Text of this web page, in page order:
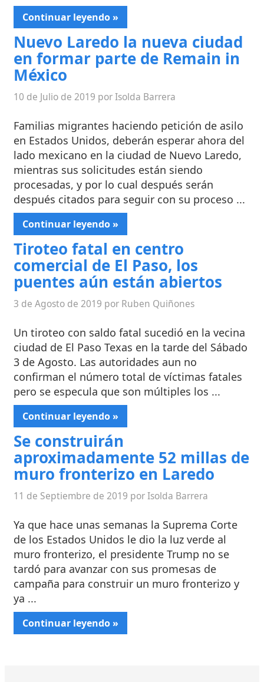
Continuar leyendo »
Nuevo Laredo la nueva ciudad
en formar parte de Remain in
México
10 de Julio de 2019 por Isolda Barrera
Familias migrantes haciendo petición de asilo
en Estados Unidos, deberán esperar ahora del
lado mexicano en la ciudad de Nuevo Laredo,
mientras sus solicitudes están siendo
procesadas, y por lo cual después serán
después citados para seguir con su proceso ...
Continuar leyendo »
Tiroteo fatal en centro
comercial de El Paso, los
puentes aún están abiertos
3 de Agosto de 2019 por Ruben Quiñones
Un tiroteo con saldo fatal sucedió en la vecina
ciudad de El Paso Texas en la tarde del Sábado
3 de Agosto. Las autoridades aun no
confirman el número total de víctimas fatales
pero se especula que son múltiples los ...
Continuar leyendo »
Se construirán
aproximadamente 52 millas de
muro fronterizo en Laredo
11 de Septiembre de 2019 por Isolda Barrera
Ya que hace unas semanas la Suprema Corte
de los Estados Unidos le dio la luz verde al
muro fronterizo, el presidente Trump no se
tardó para avanzar con sus promesas de
campaña para construir un muro fronterizo y
ya ...
Continuar leyendo »